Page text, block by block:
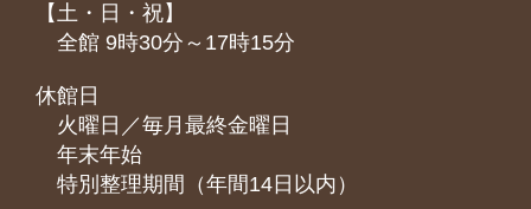
【土・日・祝】
全館 9時30分～17時15分
休館日
火曜日／毎月最終金曜日
年末年始
特別整理期間（年間14日以内）